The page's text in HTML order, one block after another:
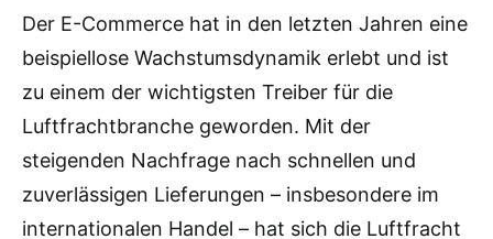
Der E-Commerce hat in den letzten Jahren eine
beispiellose Wachstumsdynamik erlebt und ist
zu einem der wichtigsten Treiber für die
Luftfrachtbranche geworden. Mit der
steigenden Nachfrage nach schnellen und
zuverlässigen Lieferungen – insbesondere im
internationalen Handel – hat sich die Luftfracht